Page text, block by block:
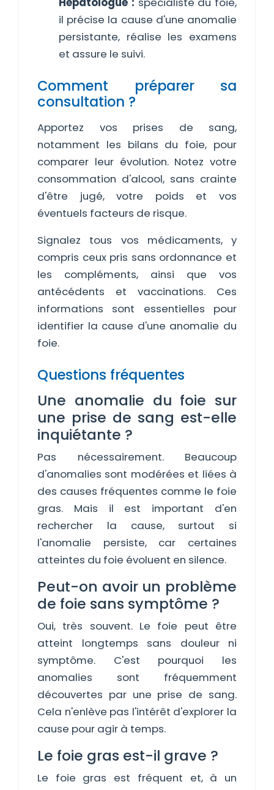
il précise la cause d'une anomalie
persistante, réalise les examens
et assure le suivi.
Comment préparer sa
consultation ?
Apportez vos prises de sang,
notamment les bilans du foie, pour
comparer leur évolution. Notez votre
consommation d'alcool, sans crainte
d'être jugé, votre poids et vos
éventuels facteurs de risque.
Signalez tous vos médicaments, y
compris ceux pris sans ordonnance et
les compléments, ainsi que vos
antécédents et vaccinations. Ces
informations sont essentielles pour
identifier la cause d'une anomalie du
foie.
Questions fréquentes
Une anomalie du foie sur
une prise de sang est-elle
inquiétante ?
Pas nécessairement. Beaucoup
d'anomalies sont modérées et liées à
des causes fréquentes comme le foie
gras. Mais il est important d'en
rechercher la cause, surtout si
l'anomalie persiste, car certaines
atteintes du foie évoluent en silence.
Peut-on avoir un problème
de foie sans symptôme ?
Oui, très souvent. Le foie peut être
atteint longtemps sans douleur ni
symptôme. C'est pourquoi les
anomalies sont fréquemment
découvertes par une prise de sang.
Cela n'enlève pas l'intérêt d'explorer la
cause pour agir à temps.
Le foie gras est-il grave ?
Le foie gras est fréquent et, à un